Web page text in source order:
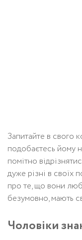
Запитайте в свого
подобаєтесь йому
помітно
дуже різні в своїх
про те, що вони
безумовно, мають
Чоловіки